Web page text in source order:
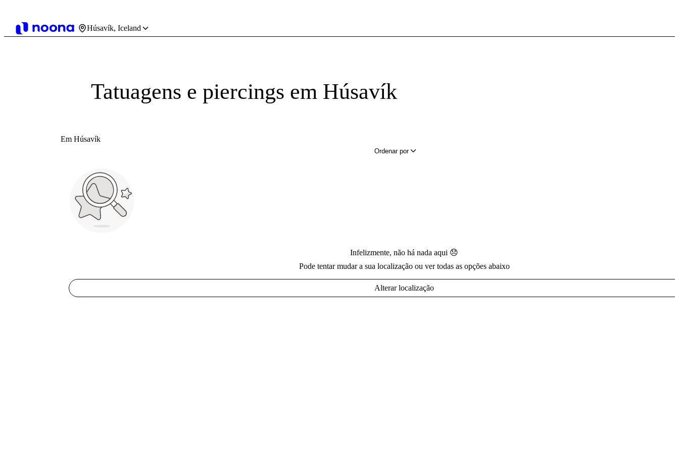
Húsavík, Iceland
Tatuagens e piercings em Húsavík
Em Húsavík
Ordenar por
Infelizmente, não há nada aqui 😞
Pode tentar mudar a sua localização ou ver todas as opções abaixo
Alterar localização